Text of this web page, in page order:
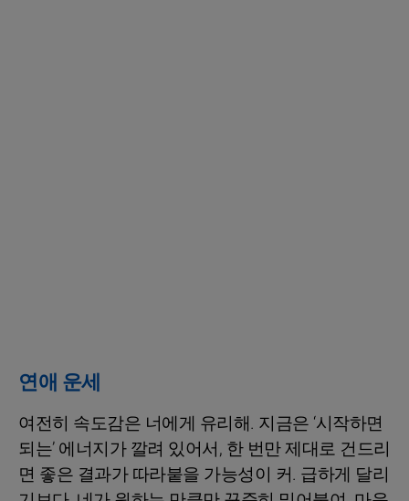
연애 운세
여전히 속도감은 너에게 유리해. 지금은 ‘시작하면
되는’ 에너지가 깔려 있어서, 한 번만 제대로 건드리
면 좋은 결과가 따라붙을 가능성이 커. 급하게 달리